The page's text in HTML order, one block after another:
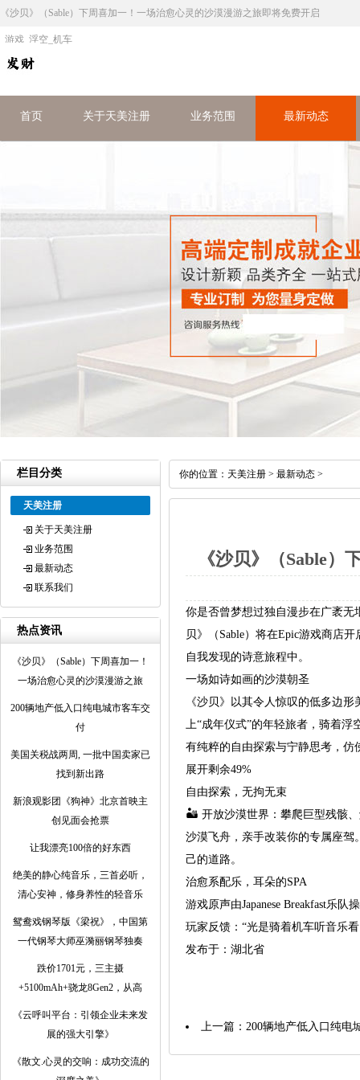
《沙贝》（Sable）下周喜加一！一场治愈心灵的沙漠漫游之旅即将免费开启
_游戏_浮空_机车
首页 关于天美注册 业务范围 最新动态
栏目分类
天美注册
关于天美注册
业务范围
最新动态
联系我们
热点资讯
《沙贝》（Sable）下周喜加一！
一场治愈心灵的沙漠漫游之旅
200辆地产低入口纯电城市客车交
付
美国关税战两周, 一批中国卖家已
找到新出路
新浪观影团《狗神》北京首映主
创见面会抢票
让我漂亮100倍的好东西
绝美的静心纯音乐，三首必听，
清心安神，修身养性的轻音乐
鸳鸯戏钢琴版《梁祝》，中国第
一代钢琴大师巫漪丽钢琴独奏
跌价1701元，三主摄
+5100mAh+骁龙8Gen2，从高
《云呼叫平台：引领企业未来发
展的强大引擎》
《散文.心灵的交响：成功交流的
你的位置： 天美注册 > 最新动态 >
《沙贝》（Sable
你是否曾梦想过独自漫步在广袤无
贝》（Sable）将在Epic游戏商店
自我发现的诗意旅程中。
一场如诗如画的沙漠朝圣
《沙贝》以其令人惊叹的低多边
上“成年仪式”的年轻旅者，骑着
有纯粹的自由探索与宁静思考，仿
展开剩余49%
自由探索，无拘无束
🏜️ 开放沙漠世界：攀爬巨型残骸
沙漠飞舟，亲手改装你的专属座
己的道路。
治愈系配乐，耳朵的SPA
游戏原声由Japanese Breakfast乐
玩家反馈：“光是骑着机车听音乐
发布于：湖北省
上一篇： 200辆地产低入口纯电